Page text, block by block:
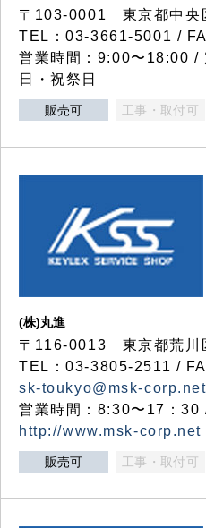
〒103-0001 東京都中央
TEL：03-3661-5001 /
営業時間：9:00〜18:00 /
日・祝祭日
販売可 工事・取付可
(株)丸進
〒116-0013 東京都荒川
TEL：03-3805-2511 /
sk-toukyo@msk-corp.net
営業時間：8:30〜17：30
http://www.msk-corp.net
販売可 工事・取付可